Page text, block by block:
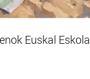
Euskal Eskola